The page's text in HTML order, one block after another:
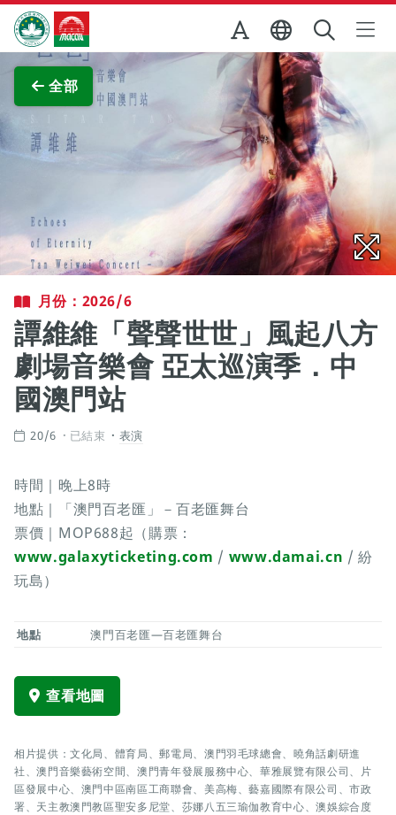
跳至主内容
澳門特別行政區政府旅遊局
全部
查看原圖
月份：2026/6
譚維維「聲聲世世」風起八方
劇場音樂會 亞太巡演季．中
國澳門站
20/6 已結束 表演
時間｜晚上8時
地點｜「澳門百老匯」－百老匯舞台
票價｜MOP688起（購票：
www.galaxyticketing.com / www.damai.cn / 紛
玩島）
地點 澳門百老匯—百老匯舞台
查看地圖
相片提供：文化局、體育局、郵電局、澳門羽毛球總會、曉角話劇研進
社、澳門音樂藝術空間、澳門青年發展服務中心、華雅展覽有限公司、片
區發展中心、澳門中區南區工商聯會、美高梅、藝嘉國際有限公司、市政
署、天主教澳門教區聖安多尼堂、莎娜八五三瑜伽教育中心、澳娛綜合度